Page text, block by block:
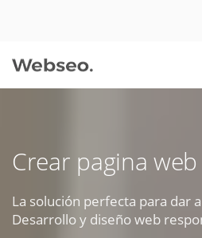
Crear pagina
La solución perfecta para dar
Desarrollo y diseño web
09:30 AM A 18:30
soporte@webseo.cl